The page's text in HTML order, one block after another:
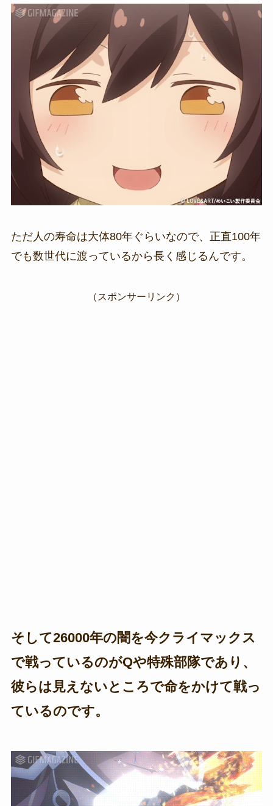
ただ人の寿命は大体80年ぐらいなので、正直100年
でも数世代に渡っているから長く感じるんです。
（スポンサーリンク）
そして26000年の闇を今クライマックス
で戦っているのがQや特殊部隊であり、
彼らは見えないところで命をかけて戦っ
ているのです。